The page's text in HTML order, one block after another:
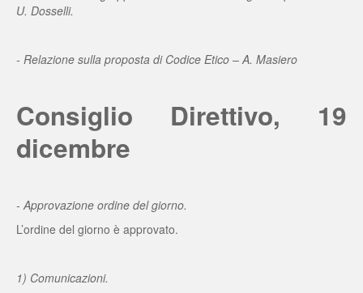
U. Dosselli.
- Relazione sulla proposta di Codice Etico – A. Masiero
Consiglio Direttivo, 19
dicembre
- Approvazione ordine del giorno.
L’ordine del giorno è approvato.
1) Comunicazioni.